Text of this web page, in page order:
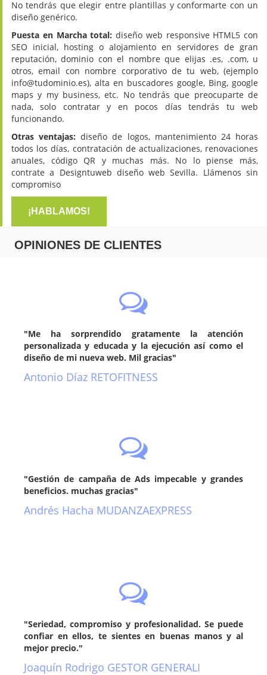
No tendrás que elegir entre plantillas y conformarte con un
diseño genérico.
Puesta en Marcha total: diseño web responsive HTML5 con
SEO inicial, hosting o alojamiento en servidores de gran
reputación, dominio con el nombre que elijas .es, .com, u
otros, email con nombre corporativo de tu web, (ejemplo
info@tudominio.es), alta en buscadores google, Bing, google
maps y my business, etc. No tendrás que preocuparte de
nada, solo contratar y en pocos días tendrás tu web
funcionando.
Otras ventajas: diseño de logos, mantenimiento 24 horas
todos los días, contratación de actualizaciones, renovaciones
anuales, código QR y muchas más. No lo piense más,
contrate a Designtuweb diseño web Sevilla. Llámenos sin
compromiso
¡HABLAMOS!
OPINIONES DE CLIENTES
"Me ha sorprendido gratamente la atención
personalizada y educada y la ejecución así como el
diseño de mi nueva web. Mil gracias"
Antonio Díaz RETOFITNESS
"Gestión de campaña de Ads impecable y grandes
beneficios. muchas gracias"
Andrés Hacha MUDANZAEXPRESS
"Seriedad, compromiso y profesionalidad. Se puede
confiar en ellos, te sientes en buenas manos y al
mejor precio."
Joaquín Rodrigo GESTOR GENERALI